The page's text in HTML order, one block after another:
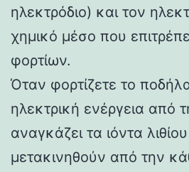
ηλεκτρόδιο) και τον
χημικό μέσο που
φορτίων.
Όταν φορτίζετε το
ηλεκτρική ενέργεια από
αναγκάζει τα ιόντα
μετακινηθούν από την